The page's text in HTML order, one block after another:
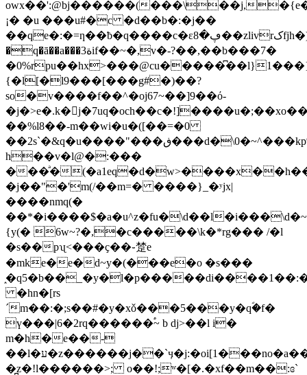
owx��':@bj������(���\��j,
¡� �u ���u#�c �d��b�:�j��
��qe�:�=ƞ��ƀ�q����c�εڥ�8��zlivrکfjh�)wh�:��ѷf�x�e�t�3���/s�kx6�r�d����
�q�ā��a���ة3if��~�,v�-?��,��b���7�
{�l[�l9���[���g#�)��?
so�v����f��^�oj67~��]9��ό-
��%l8��-m��wi�u�([��=�0
��2s`�&q�u����"���ڧ���d�\0�~^���kp%p
h��v�ӏ@�:���
���ͣ�
�j��"�'m(/��m=� ����}_�ʸjx|
����nmq(�
��*�i����$�a�u^z�fu�\d��l�i���\d�~
{y(� 6w~?�,�c�����\k�*rg��� /�l
�s��pʯ<���ҫ��֊䠂e
�mke�e�d~y�(���e�o �s���
�hn�[rs
´m��:�;s��#�y�xǒ���5���y�qؐ�f�
ү���|6�2rq������֠~ b dj>��l i�
m�h�e��-
��l�ע�z������j��`ӌ�j:�oi[1���no�а����y����
�̪z�!l������>; o��!;ʷ�[�.�xf��m��:ɞ`